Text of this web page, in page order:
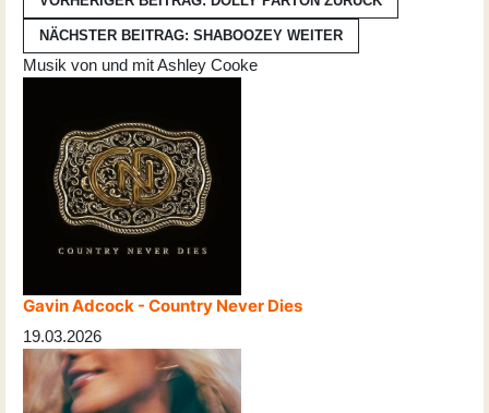
NÄCHSTER BEITRAG: SHABOOZEY WEITER
Musik von und mit Ashley Cooke
Gavin Adcock - Country Never Dies
19.03.2026